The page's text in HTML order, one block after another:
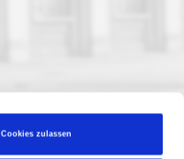
Cookies zulassen